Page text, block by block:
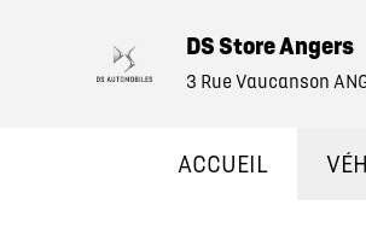
DS Store Angers
3 Rue Vaucanson
ACCUEIL